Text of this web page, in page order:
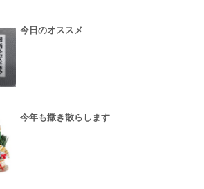
今日のオススメ
今年も撒き散らします